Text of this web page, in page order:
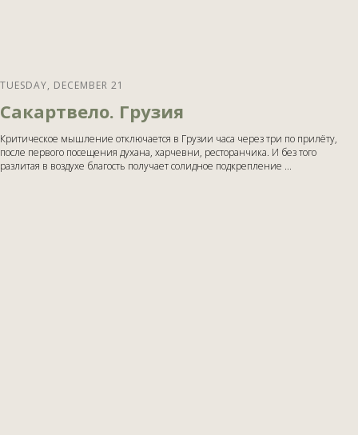
TUESDAY, DECEMBER 21
Сакартвело. Грузия
Критическое мышление отключается в Грузии часа через три по прилёту,
после первого посещения духана, харчевни, ресторанчика. И без того
разлитая в воздухе благость получает солидное подкрепление ...